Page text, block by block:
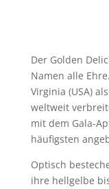
Der Golden
Namen alle
Virginia (USA)
weltweit
mit dem Gala-
häufigsten
Optisch
ihre hellgelbe